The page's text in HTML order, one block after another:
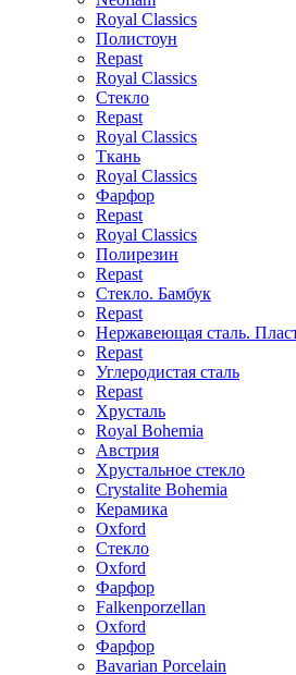
Royal Classics
Полистоун
Repast
Royal Classics
Стекло
Repast
Royal Classics
Ткань
Royal Classics
Фарфор
Repast
Royal Classics
Полирезин
Repast
Стекло. Бамбук
Repast
Нержавеющая сталь.
Repast
Углеродистая сталь
Repast
Хрусталь
Royal Bohemia
Австрия
Хрустальное стекло
Crystalite Bohemia
Керамика
Oxford
Стекло
Oxford
Фарфор
Falkenporzellan
Oxford
Фарфор
Bavarian Porcelain